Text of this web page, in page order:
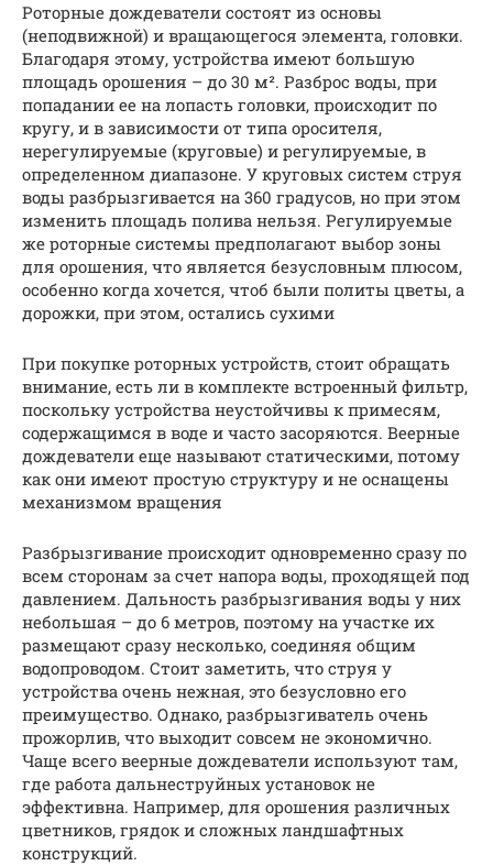
Роторные дождеватели состоят из основы
(неподвижной) и вращающегося элемента, головки.
Благодаря этому, устройства имеют большую
площадь орошения – до 30 м². Разброс воды, при
попадании ее на лопасть головки, происходит по
кругу, и в зависимости от типа оросителя,
нерегулируемые (круговые) и регулируемые, в
определенном диапазоне. У круговых систем струя
воды разбрызгивается на 360 градусов, но при этом
изменить площадь полива нельзя. Регулируемые
же роторные системы предполагают выбор зоны
для орошения, что является безусловным плюсом,
особенно когда хочется, чтоб были политы цветы, а
дорожки, при этом, остались сухими
При покупке роторных устройств, стоит обращать
внимание, есть ли в комплекте встроенный фильтр,
поскольку устройства неустойчивы к примесям,
содержащимся в воде и часто засоряются. Веерные
дождеватели еще называют статическими, потому
как они имеют простую структуру и не оснащены
механизмом вращения
Разбрызгивание происходит одновременно сразу по
всем сторонам за счет напора воды, проходящей под
давлением. Дальность разбрызгивания воды у них
небольшая – до 6 метров, поэтому на участке их
размещают сразу несколько, соединяя общим
водопроводом. Стоит заметить, что струя у
устройства очень нежная, это безусловно его
преимущество. Однако, разбрызгиватель очень
прожорлив, что выходит совсем не экономично.
Чаще всего веерные дождеватели используют там,
где работа дальнеструйных установок не
эффективна. Например, для орошения различных
цветников, грядок и сложных ландшафтных
конструкций.